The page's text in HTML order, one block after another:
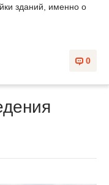
зданий, именно о
0